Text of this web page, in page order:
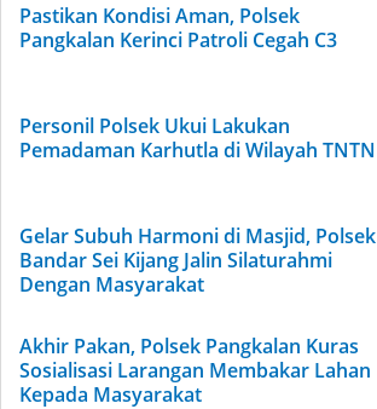
Pastikan Kondisi Aman, Polsek
Pangkalan Kerinci Patroli Cegah C3
Personil Polsek Ukui Lakukan
Pemadaman Karhutla di Wilayah TNTN
Gelar Subuh Harmoni di Masjid, Polsek
Bandar Sei Kijang Jalin Silaturahmi
Dengan Masyarakat
Akhir Pakan, Polsek Pangkalan Kuras
Sosialisasi Larangan Membakar Lahan
Kepada Masyarakat